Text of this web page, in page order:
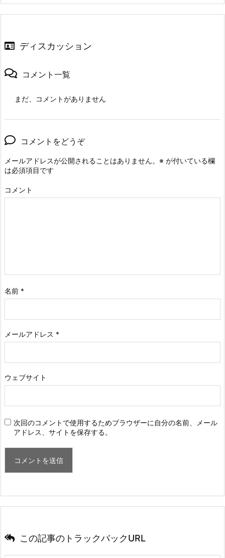
ディスカッション
コメント一覧
まだ、コメントがありません
コメントをどうぞ
メールアドレスが公開されることはありません。 ※ が付いている欄
は必須項目です
コメント
名前 *
メールアドレス *
ウェブサイト
次回のコメントで使用するためブラウザーに自分の名前、メール
アドレス、サイトを保存する。
この記事のトラックバックURL